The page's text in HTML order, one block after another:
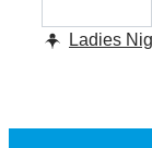
Ladies